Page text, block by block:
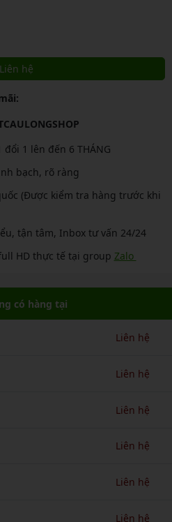
Liên hệ
1 lên đến 6 THÁNG
bạch, rõ ràng
(Được kiểm tra hàng trước khi
tận tâm, Inbox tư vấn 24/24
HD thực tế tại group Zalo
có hàng tại
Liên hệ
Liên hệ
Liên hệ
Liên hệ
Liên hệ
Liên hệ